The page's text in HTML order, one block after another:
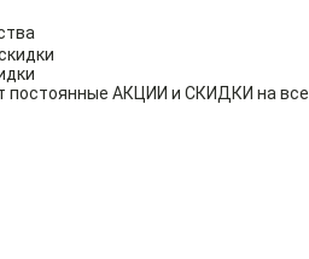
постоянные АКЦИИ и СКИДКИ на все